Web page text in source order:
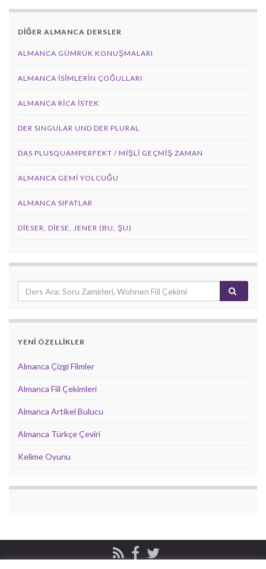
DİĞER ALMANCA DERSLER
ALMANCA GÜMRÜK KONUŞMALARI
ALMANCA İSIMLERIN ÇOĞULLARI
ALMANCA RICA İSTEK
DER SINGULAR UND DER PLURAL
DAS PLUSQUAMPERFEKT / MİŞLİ GEÇMİŞ ZAMAN
ALMANCA GEMI YOLCUĞU
ALMANCA SIFATLAR
DIESER, DIESE, JENER (BU, ŞU)
YENİ ÖZELLİKLER
Almanca Çizgi Filmler
Almanca Fiil Çekimleri
Almanca Artikel Bulucu
Almanca Türkçe Çeviri
Kelime Oyunu